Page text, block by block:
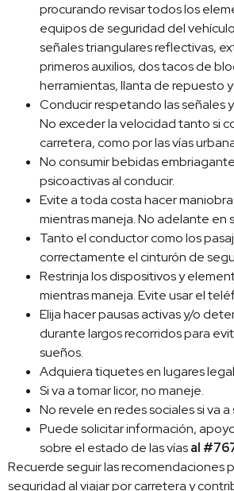
procurando revisar todos los
equipos de seguridad del
señales triangulares reflectivas,
primeros auxilios, dos tacos de
herramientas, llanta de repuesto
Conducir respetando las señales
No exceder la velocidad tanto si
carretera, como por las vías
No consumir bebidas
psicoactivas al conducir.
Evite a toda costa hacer
mientras maneja. No adelante en
Tanto el conductor como los
correctamente el cinturón de
Restrinja los dispositivos y
mientras maneja. Evite usar el
Elija hacer pausas activas y/o
durante largos recorridos para
sueños.
Adquiera tiquetes en lugares
Si va a tomar licor, no maneje.
No revele en redes sociales si va a
Puede solicitar información,
sobre el estado de las víasal
Recuerde seguir las recomendaciones
seguridad al viajar por carretera y